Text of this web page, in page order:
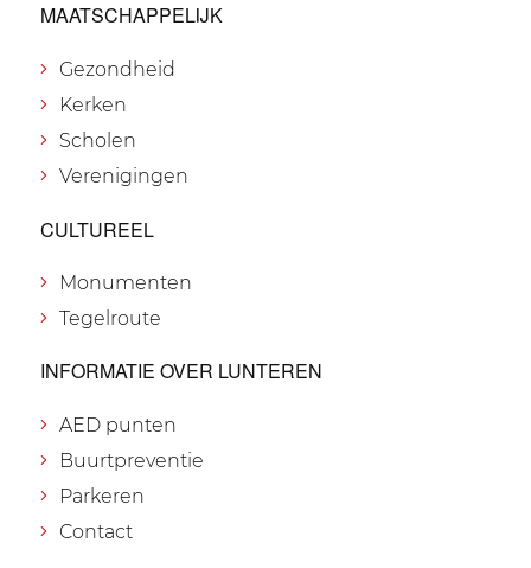
MAATSCHAPPELIJK
Gezondheid
Kerken
Scholen
Verenigingen
CULTUREEL
Monumenten
Tegelroute
INFORMATIE OVER LUNTEREN
AED punten
Buurtpreventie
Parkeren
Contact